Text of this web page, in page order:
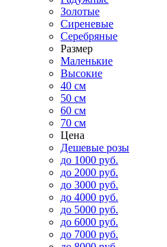
Золотые
Сиреневые
Серебряные
Размер
Маленькие
Высокие
40 см
50 см
60 см
70 см
Цена
Дешевые розы
до 1000 руб.
до 2000 руб.
до 3000 руб.
до 4000 руб.
до 5000 руб.
до 6000 руб.
до 7000 руб.